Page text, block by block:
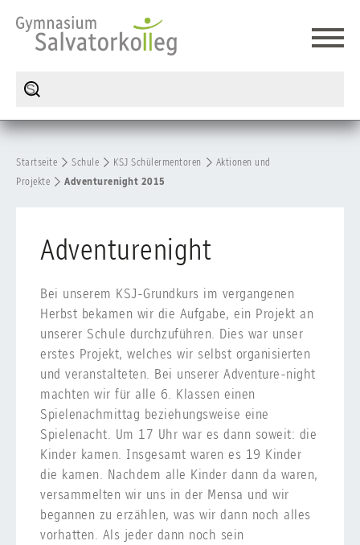
Startseite Schule KSJ Schülermentoren
Aktionen und
Projekte
Adventurenight 2015
Adventurenight
Bei unserem KSJ-Grundkurs im vergangenen
Herbst bekamen wir die Aufgabe, ein Projekt an
unserer Schule durchzuführen. Dies war unser
erstes Projekt, welches wir selbst organisierten
und veranstalteten. Bei unserer Adventure-night
machten wir für alle 6. Klassen einen
Spielenachmittag beziehungsweise eine
Spielenacht. Um 17 Uhr war es dann soweit: die
Kinder kamen. Insgesamt waren es 19 Kinder
die kamen. Nachdem alle Kinder dann da waren,
versammelten wir uns in der Mensa und wir
begannen zu erzählen, was wir dann noch alles
vorhatten. Als jeder dann noch sein